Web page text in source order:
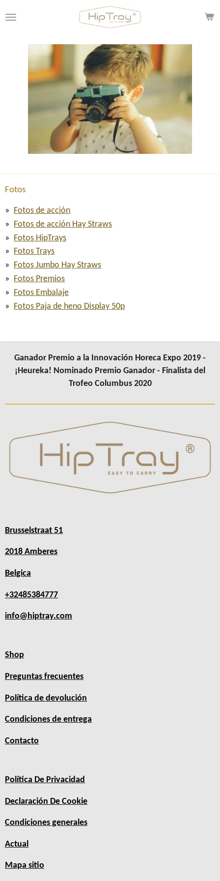
al
Fotos
Fotos de acción
Fotos de acción Hay Straws
Fotos HipTrays
Fotos Trays
Fotos Jumbo Hay Straws
Fotos Premios
Fotos Embalaje
Fotos Paja de heno Display 50p
Ganador Premio a la Innovación Horeca Expo 2019 -
¡Heureka! Nominado Premio Ganador - Finalista del
Trofeo Columbus 2020
Brusselstraat 51
2018 Amberes
Belgica
+32485384777
info@hiptray.com
Shop
Preguntas frecuentes
Política de devolución
Condiciones de entrega
Contacto
Política De Privacidad
Declaración De Cookie
Condiciones generales
Actual
Mapa sitio